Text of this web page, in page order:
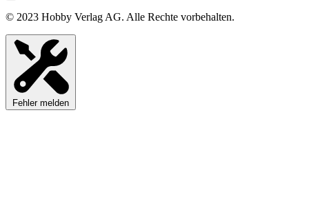
© 2023 Hobby Verlag AG. Alle Rechte vorbehalten.
Fehler melden